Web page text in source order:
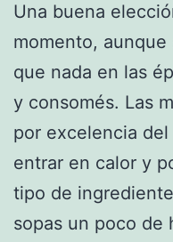
Una buena
momento,
que nada en las
y consomés. Las
por excelencia
entrar en calor y
tipo de
sopas un poco de